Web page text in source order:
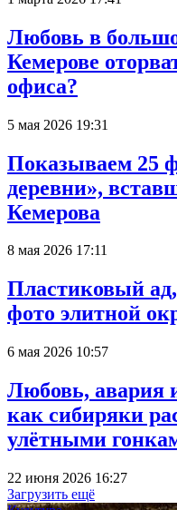
Любовь в
Кемерове
офиса?
5 мая 2026 19:31
Показываем 25
деревни»,
Кемерова
8 мая 2026 17:11
Пластиковый
фото элитной
6 мая 2026 10:57
Любовь, авария
как сибиряки
улётными
22 июня 2026 16:27
Загрузить ещё